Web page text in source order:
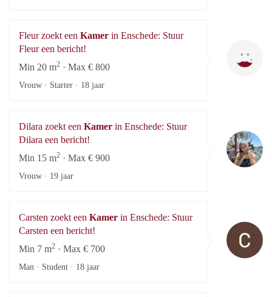
Fleur zoekt een Kamer in Enschede: Stuur
Fleur een bericht!
Min 20 m2 · Max € 800
Vrouw · Starter · 18 jaar
Dilara zoekt een Kamer in Enschede: Stuur
Dilara een bericht!
Min 15 m2 · Max € 900
Vrouw · 19 jaar
Carsten zoekt een Kamer in Enschede: Stuur
Carsten een bericht!
Min 7 m2 · Max € 700
Man · Student · 18 jaar